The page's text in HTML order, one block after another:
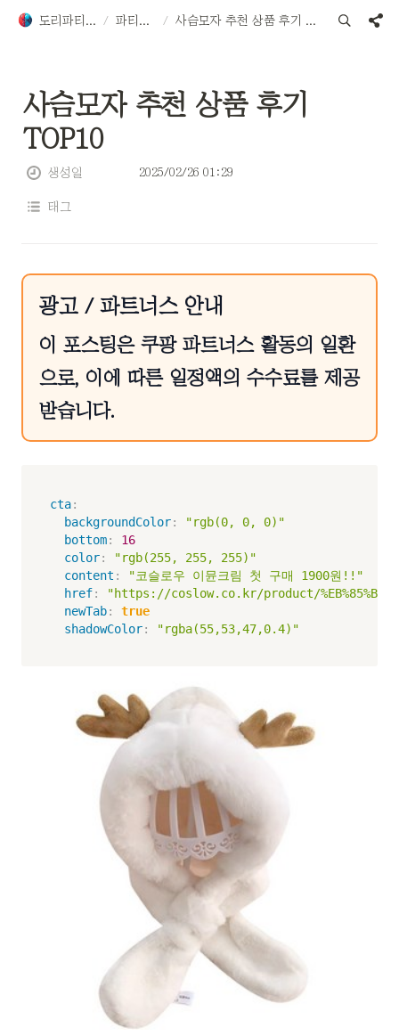
/ /
사슴모자 추천 상품 후기
TOP10
생성일 2025/02/26 01:29
태그
광고 / 파트너스 안내
이 포스팅은 쿠팡 파트너스 활동의 일환
으로, 이에 따른 일정액의 수수료를 제공
받습니다.
cta:
backgroundColor:
"rgb(0, 0, 0)"
bottom:
16
color:
"rgb(255, 255, 255)"
content :
"코슬로우 이뮨크림 첫 구매 1900원!!"
href:
"https://coslow.co.kr/product/
newTab:
true
shadowColor: "rgba(55,53,47,0.4)"